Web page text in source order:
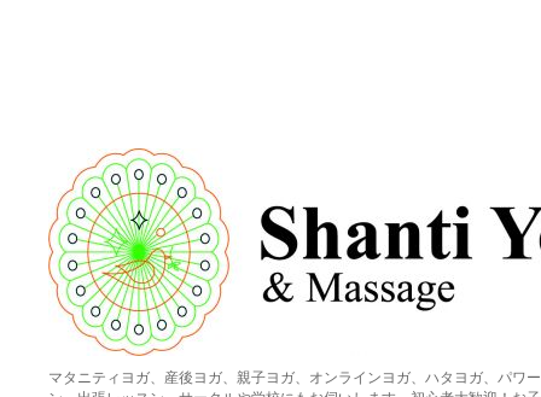
マタニティヨガ、産後ヨガ、親子ヨガ、オンラインヨガ、ハタヨガ、パ